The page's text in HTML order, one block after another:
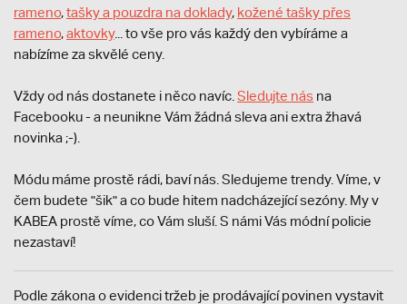
rameno,tašky a pouzdra na doklady, kožené tašky přes
rameno,aktovky... to vše pro vás každý den vybíráme a
nabízíme za skvělé ceny.
Vždy od nás dostanete i něco navíc. Sledujte nás na
Facebooku - a neunikne Vám žádná sleva ani extra žhavá
novinka ;-).
Módu máme prostě rádi, baví nás. Sledujeme trendy. Víme, v
čem budete "šik" a co bude hitem nadcházející sezóny. My v
KABEA prostě víme, co Vám sluší. S námi Vás módní policie
nezastaví!
Podle zákona o evidenci tržeb je prodávající povinen vystavit